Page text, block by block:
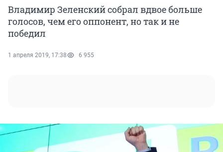
Владимир Зеленский собрал вдвое больше
голосов, чем его оппонент, но так и не
победил
1 апреля 2019, 17:38 6 955